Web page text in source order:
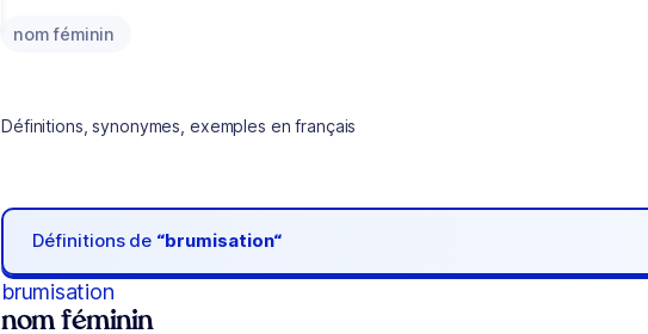
nom féminin
Définitions, synonymes, exemples en français
Définitions de “brumisation“
brumisation
nom féminin